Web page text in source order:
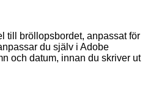
till bröllopsbordet, anpassat för
du själv i Adobe
och datum, innan du skriver ut